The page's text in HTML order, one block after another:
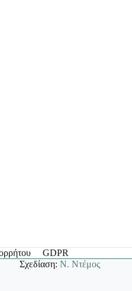
GDPR
Σχεδίαση:Ν. Ντέμος